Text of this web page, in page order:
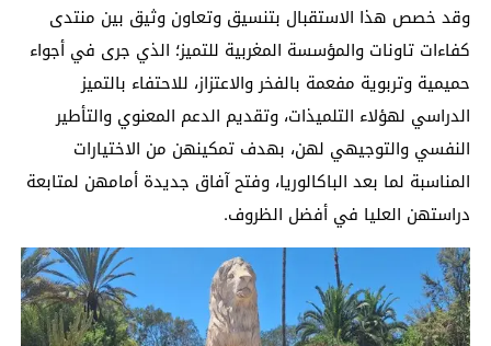
وقد خصص هذا الاستقبال بتنسيق وتعاون وثيق بين منتدى
كفاءات تاونات والمؤسسة المغربية للتميز؛ الذي جرى في أجواء
حميمية وتربوية مفعمة بالفخر والاعتزاز، للاحتفاء بالتميز
الدراسي لهؤلاء التلميذات، وتقديم الدعم المعنوي والتأطير
النفسي والتوجيهي لهن، بهدف تمكينهن من الاختيارات
المناسبة لما بعد الباكالوريا، وفتح آفاق جديدة أمامهن لمتابعة
دراستهن العليا في أفضل الظروف.